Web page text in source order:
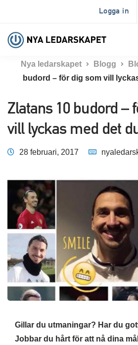
Logga in
Nya ledarskapet Blogg
budord – för dig som vill
Zlatans 10 budord –
vill lyckas med det
28 februari, 2017
Gillar du utmaningar? Har du
Jobbar du hårt för att nå dina